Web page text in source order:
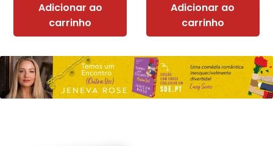
Adicionar ao
carrinho
Adicionar ao
carrinho